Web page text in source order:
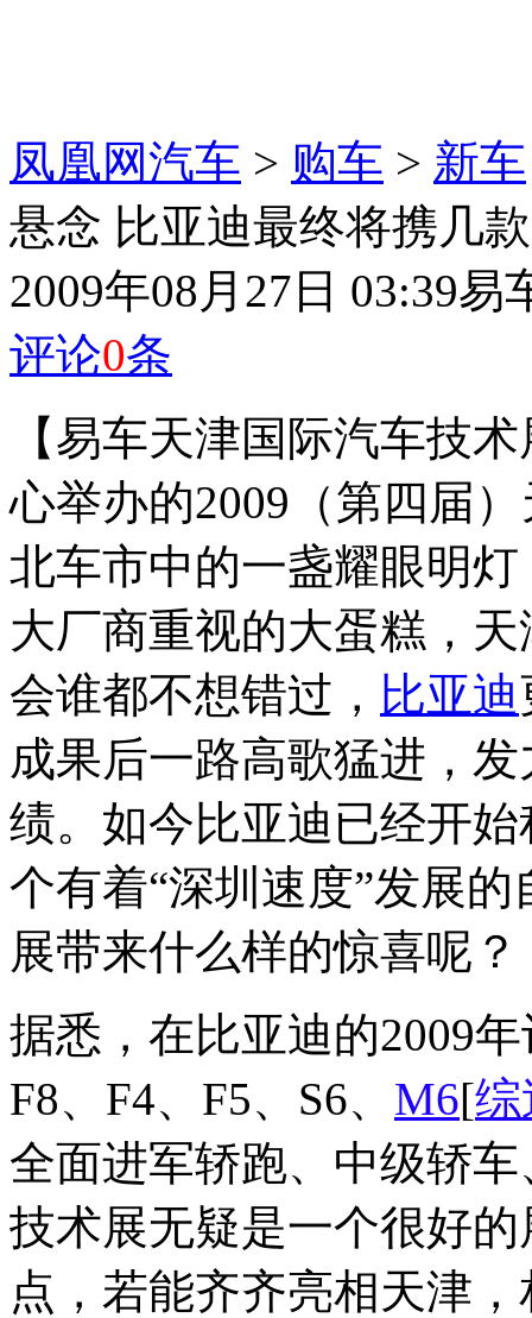
凤凰网汽车 > 购车 > 新车
悬念 比亚迪最终将携几
2009年08月27日 03:39易
评论0条
【易车天津国际汽车技
心举办的2009（第四届
北车市中的一盏耀眼明
大厂商重视的大蛋糕，
会谁都不想错过， 比亚迪
成果后一路高歌猛进，
绩。如今比亚迪已经开
个有着“深圳速度”发展
展带来什么样的惊喜呢？
据悉，在比亚迪的2009
F8、F4、F5、S6、 M6[综
全面进军轿跑、中级轿车
技术展无疑是一个很好
点，若能齐齐亮相天津